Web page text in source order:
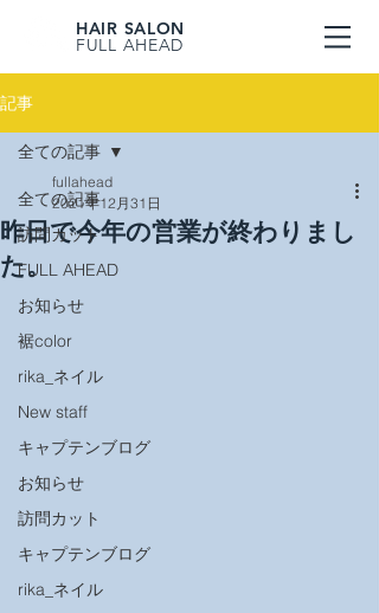
HAIR SALON
FULL AHEAD
記事
全ての記事
訪問カット
FULL AHEAD
お知らせ
裾color
rika_ネイル
New staff
キャプテンブログ
お知らせ
訪問カット
キャプテンブログ
rika_ネイル
全ての記事
昨日で今年の営業が終わりまし
た。
fullahead
2021年12月31日